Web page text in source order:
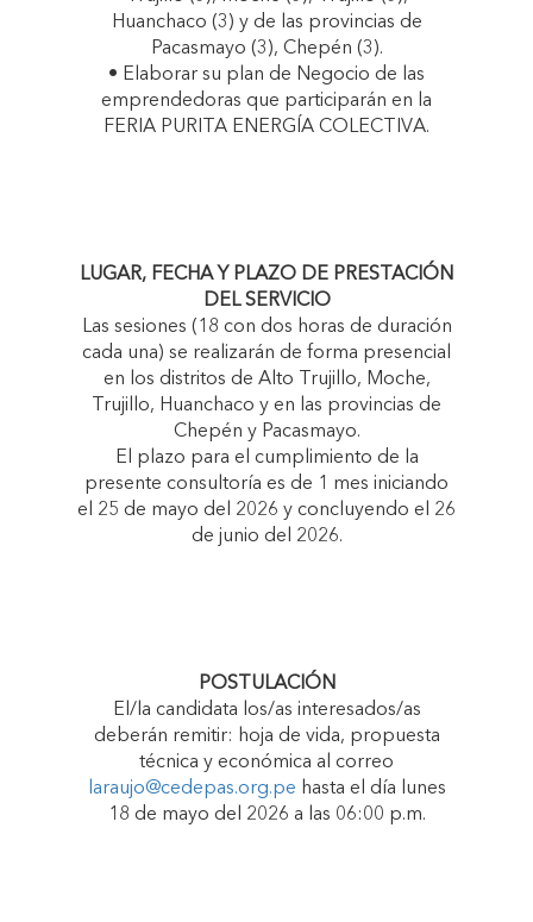
Huanchaco (3) y de las provincias de
Pacasmayo (3), Chepén (3).
• Elaborar su plan de Negocio de las
emprendedoras que participarán en la
FERIA PURITA ENERGÍA COLECTIVA.
LUGAR, FECHA Y PLAZO DE PRESTACIÓN
DEL SERVICIO
Las sesiones (18 con dos horas de duración
cada una) se realizarán de forma presencial
en los distritos de Alto Trujillo, Moche,
Trujillo, Huanchaco y en las provincias de
Chepén y Pacasmayo.
El plazo para el cumplimiento de la
presente consultoría es de 1 mes iniciando
el 25 de mayo del 2026 y concluyendo el 26
de junio del 2026.
POSTULACIÓN
El/la candidata los/as interesados/as
deberán remitir: hoja de vida, propuesta
técnica y económica al correo
laraujo@cedepas.org.pe hasta el día lunes
18 de mayo del 2026 a las 06:00 p.m.